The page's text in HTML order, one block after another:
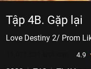
Tập 4B. Gặp lại
Love Destiny 2/ Prom
4.9